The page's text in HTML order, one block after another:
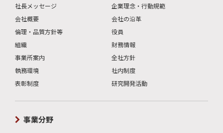
社長メッセージ
企業理念・行動規範
会社概要
会社の沿革
倫理・品質方針等
役員
組織
財務情報
事業所案内
全社方針
執務環境
社内制度
表彰制度
研究開発活動
事業分野